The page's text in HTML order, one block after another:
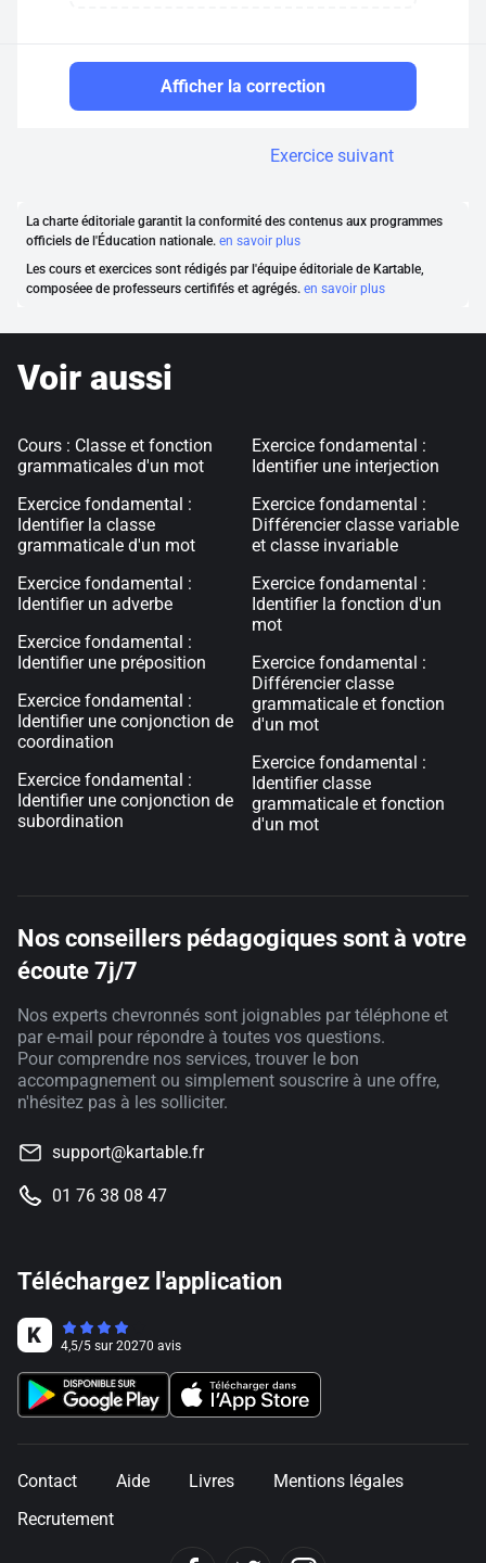
Afficher la correction
Exercice suivant
La charte éditoriale garantit la conformité des contenus aux programmes
officiels de l'Éducation nationale. en savoir plus
Les cours et exercices sont rédigés par l'équipe éditoriale de Kartable,
composéee de professeurs certififés et agrégés. en savoir plus
Voir aussi
Cours : Classe et fonction
grammaticales d'un mot
Exercice fondamental :
Identifier la classe
grammaticale d'un mot
Exercice fondamental :
Identifier un adverbe
Exercice fondamental :
Identifier une préposition
Exercice fondamental :
Identifier une conjonction de
coordination
Exercice fondamental :
Identifier une conjonction de
subordination
Exercice fondamental :
Identifier une interjection
Exercice fondamental :
Différencier classe variable
et classe invariable
Exercice fondamental :
Identifier la fonction d'un
mot
Exercice fondamental :
Différencier classe
grammaticale et fonction
d'un mot
Exercice fondamental :
Identifier classe
grammaticale et fonction
d'un mot
Nos conseillers pédagogiques sont à votre
écoute 7j/7
Nos experts chevronnés sont joignables par téléphone et
par e-mail pour répondre à toutes vos questions.
Pour comprendre nos services, trouver le bon
accompagnement ou simplement souscrire à une offre,
n'hésitez pas à les solliciter.
support@kartable.fr
01 76 38 08 47
Téléchargez l'application
4,5/5 sur 20270 avis
Contact Aide Livres
Mentions légales
Recrutement